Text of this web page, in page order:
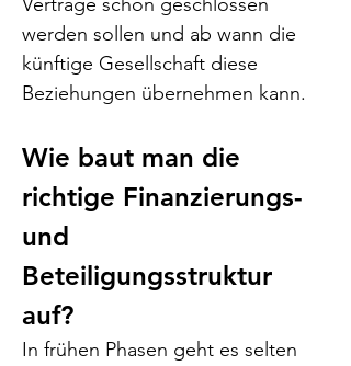
werden sollen und ab wann die
künftige Gesellschaft diese
Beziehungen übernehmen kann.
Wie baut man die
richtige Finanzierungs-
und
Beteiligungsstruktur
auf?
In frühen Phasen geht es selten